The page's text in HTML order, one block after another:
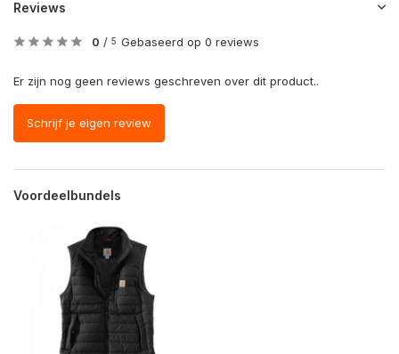
Reviews
0 / 5 Gebaseerd op 0 reviews
Er zijn nog geen reviews geschreven over dit product..
Schrijf je eigen review
Voordeelbundels